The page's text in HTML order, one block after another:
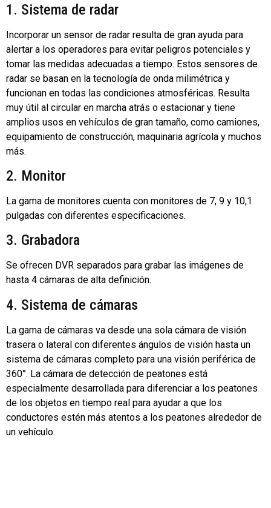
1. Sistema de radar
Incorporar un sensor de radar resulta de gran ayuda para
alertar a los operadores para evitar peligros potenciales y
tomar las medidas adecuadas a tiempo. Estos sensores de
radar se basan en la tecnología de onda milimétrica y
funcionan en todas las condiciones atmosféricas. Resulta
muy útil al circular en marcha atrás o estacionar y tiene
amplios usos en vehículos de gran tamaño, como camiones,
equipamiento de construcción, maquinaria agrícola y muchos
más.
2. Monitor
La gama de monitores cuenta con monitores de 7, 9 y 10,1
pulgadas con diferentes especificaciones.
3. Grabadora
Se ofrecen DVR separados para grabar las imágenes de
hasta 4 cámaras de alta definición.
4. Sistema de cámaras
La gama de cámaras va desde una sola cámara de visión
trasera o lateral con diferentes ángulos de visión hasta un
sistema de cámaras completo para una visión periférica de
360°. La cámara de detección de peatones está
especialmente desarrollada para diferenciar a los peatones
de los objetos en tiempo real para ayudar a que los
conductores estén más atentos a los peatones alrededor de
un vehículo.